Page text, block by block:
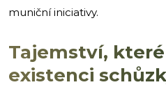
muniční iniciativy.
Tajemství,
existenci